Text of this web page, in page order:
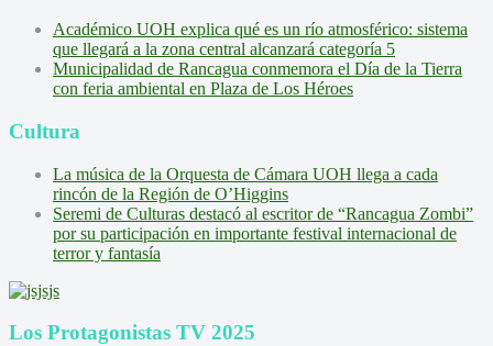
Académico UOH explica qué es un río atmosférico: sistema
que llegará a la zona central alcanzará categoría 5
Municipalidad de Rancagua conmemora el Día de la Tierra
con feria ambiental en Plaza de Los Héroes
Cultura
La música de la Orquesta de Cámara UOH llega a cada
rincón de la Región de O’Higgins
Seremi de Culturas destacó al escritor de “Rancagua Zombi”
por su participación en importante festival internacional de
terror y fantasía
Los Protagonistas TV 2025